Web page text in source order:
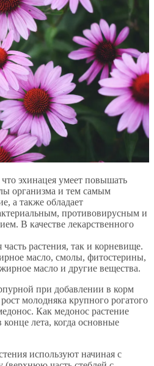
эхинацея умеет повышать
организма и тем самым
а также обладает
противовирусным и
В качестве лекарственного
часть растения, так и корневище.
масло, смолы, фитостерины,
масло и другие вещества.
при добавлении в корм
молодняка крупного рогатого
Как медонос растение
лета, когда основные
используют начиная с